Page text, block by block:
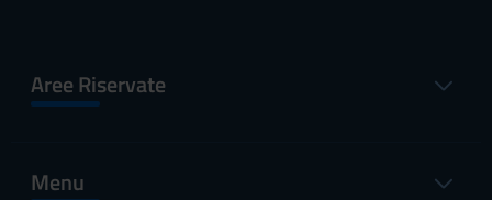
Aree Riservate
Menu